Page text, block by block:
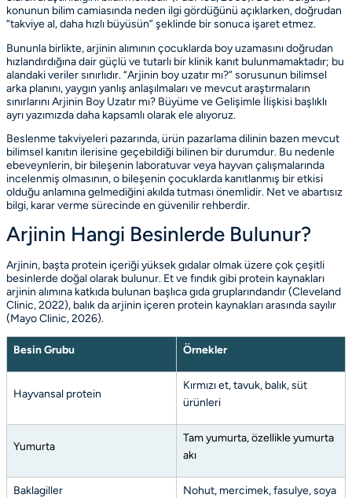
konunun bilim camiasında neden ilgi gördüğünü açıklarken, doğrudan
“takviye al, daha hızlı büyüsün” şeklinde bir sonuca işaret etmez.
Bununla birlikte, arjinin alımının çocuklarda boy uzamasını doğrudan
hızlandırdığına dair güçlü ve tutarlı bir klinik kanıt bulunmamaktadır; bu
alandaki veriler sınırlıdır. “Arjinin boy uzatır mı?” sorusunun bilimsel
arka planını, yaygın yanlış anlaşılmaları ve mevcut araştırmaların
sınırlarınıArjinin Boy Uzatır mı? Büyüme ve Gelişimle İlişkisi başlıklı
ayrı yazımızda daha kapsamlı olarak ele alıyoruz.
Beslenme takviyeleri pazarında, ürün pazarlama dilinin bazen mevcut
bilimsel kanıtın ilerisine geçebildiği bilinen bir durumdur. Bu nedenle
ebeveynlerin, bir bileşenin laboratuvar veya hayvan çalışmalarında
incelenmiş olmasının, o bileşenin çocuklarda kanıtlanmış bir etkisi
olduğu anlamına gelmediğini akılda tutması önemlidir. Net ve abartısız
bilgi, karar verme sürecinde en güvenilir rehberdir.
Arjinin Hangi Besinlerde Bulunur?
Arjinin, başta protein içeriği yüksek gıdalar olmak üzere çok çeşitli
besinlerde doğal olarak bulunur. Et ve fındık gibi protein kaynakları
arjinin alımına katkıda bulunan başlıca gıda gruplarındandır(Cleveland
Clinic, 2022), balık da arjinin içeren protein kaynakları arasında sayılır
(Mayo Clinic, 2026).
Besin Grubu Örnekler
Hayvansal protein
Kırmızı et, tavuk, balık, süt
ürünleri
Yumurta
Tam yumurta, özellikle yumurta
akı
Baklagiller Nohut, mercimek, fasulye, soya